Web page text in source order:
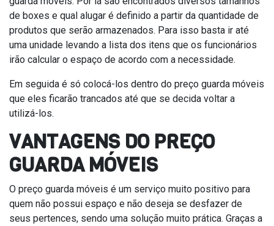
de boxes e qual alugar é definido a partir da quantidade de
produtos que serão armazenados. Para isso basta ir até
uma unidade levando a lista dos itens que os funcionários
irão calcular o espaço de acordo com a necessidade.
Em seguida é só colocá-los dentro do preço guarda móveis
que eles ficarão trancados até que se decida voltar a
utilizá-los.
VANTAGENS DO PREÇO
GUARDA MÓVEIS
O preço guarda móveis é um serviço muito positivo para
quem não possui espaço e não deseja se desfazer de
seus pertences, sendo uma solução muito prática. Graças a